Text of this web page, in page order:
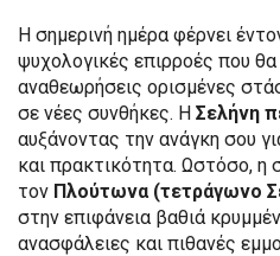
Η σημερινή ημέρα φέρνει
ψυχολογικές επιρροές που
αναθεωρήσεις ορισμένες
σε νέες συνθήκες. Η Σελήνη
αυξάνοντας την ανάγκη σου
και πρακτικότητα. Ωστόσο, η
τον Πλούτωνα (τετράγωνο
στην επιφάνεια βαθιά
ανασφάλειες και πιθανές